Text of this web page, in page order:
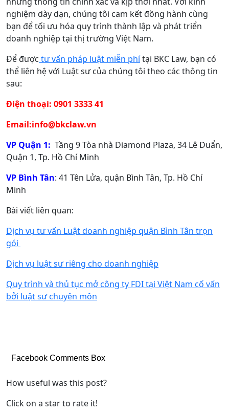
nghiệm dày dạn, chúng tôi cam kết đồng hành cùng
bạn để tối ưu hóa quy trình thành lập và phát triển
doanh nghiệp tại thị trường Việt Nam.
Để được tư vấn pháp luật miễn phítại BKC Law, bạn có
thể liên hệ với Luật sư của chúng tôi theo các thông tin
sau:
Điện thoại: 0901 3333 41
Email:info@bkclaw.vn
VP Quận 1: Tầng 9 Tòa nhà Diamond Plaza, 34 Lê Duẩn,
Quận 1, Tp. Hồ Chí Minh
VP Bình Tân: 41 Tên Lửa, quận Bình Tân, Tp. Hồ Chí
Minh
Bài viết liên quan:
Dịch vụ tư vấn Luật doanh nghiệp quận Bình Tân trọn
gói
Dịch vụ luật sư riêng cho doanh nghiệp
Quy trình và thủ tục mở công ty FDI tại Việt Nam cố vấn
bởi luật sư chuyên môn
Facebook Comments Box
How useful was this post?
Click on a star to rate it!